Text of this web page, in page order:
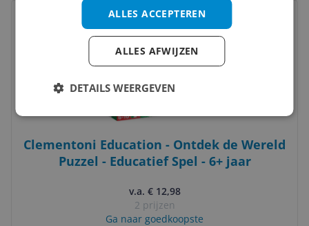
Clementoni Education - Ontdek de Wereld
Puzzel - Educatief Spel - 6+ jaar
v.a. € 12,98
2 prijzen
Ga naar goedkoopste
Bekijk product ALLES ACCEPTEREN
ALLES AFWIJZEN
DETAILS WEERGEVEN